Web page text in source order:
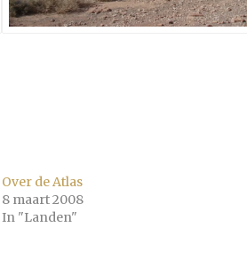
Over de Atlas
8 maart 2008
In "Landen"